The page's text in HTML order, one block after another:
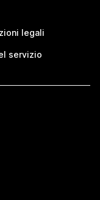
legali
servizio